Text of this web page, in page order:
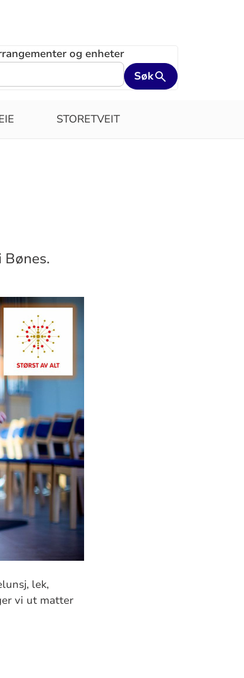
og enheter
Søk
STORETVEIT
lek,
vi ut matter